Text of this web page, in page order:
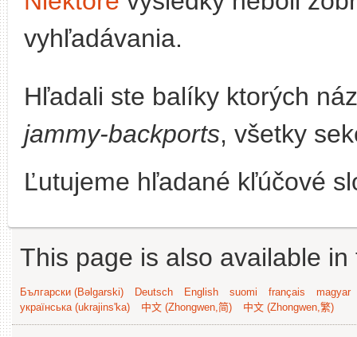
vyhľadávania.
Hľadali ste balíky ktorých
jammy-backports, všetky
Ľutujeme hľadané kľúčové
This page is also available
Български (Bəlgarski) Deutsch English suomi français
magyar
українська (ukrajins'ka)
中文 (Zhongwen,简) 中文 (Zhongwen,繁)